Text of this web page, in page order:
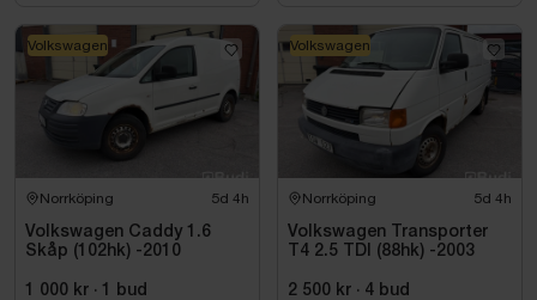
Norrköping 5d 4h
Volkswagen Caddy 1.6
Skåp (102hk) -2010
1 000 kr · 1 bud
Volkswagen
Norrköping 5d 4h
Volkswagen Transporter
T4 2.5 TDI (88hk) -2003
2 500 kr · 4 bud
Volkswagen